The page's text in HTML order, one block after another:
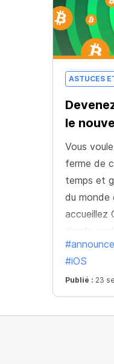
ASTUCES
le
Vous
ferme de
temps et
du monde
accueillez
simple
conquérir
d'obtenir
élevés !
#iOS
Publié : 23